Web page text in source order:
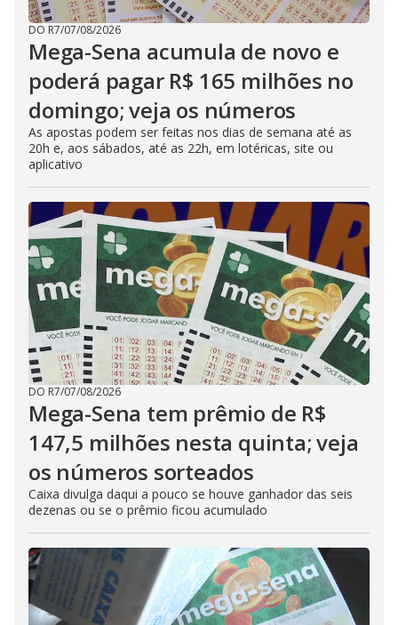
DO R7/07/08/2026
Mega-Sena acumula de novo e
poderá pagar R$ 165 milhões no
domingo; veja os números
As apostas podem ser feitas nos dias de semana até as
20h e, aos sábados, até as 22h, em lotéricas, site ou
aplicativo
DO R7/07/08/2026
Mega-Sena tem prêmio de R$
147,5 milhões nesta quinta; veja
os números sorteados
Caixa divulga daqui a pouco se houve ganhador das seis
dezenas ou se o prêmio ficou acumulado